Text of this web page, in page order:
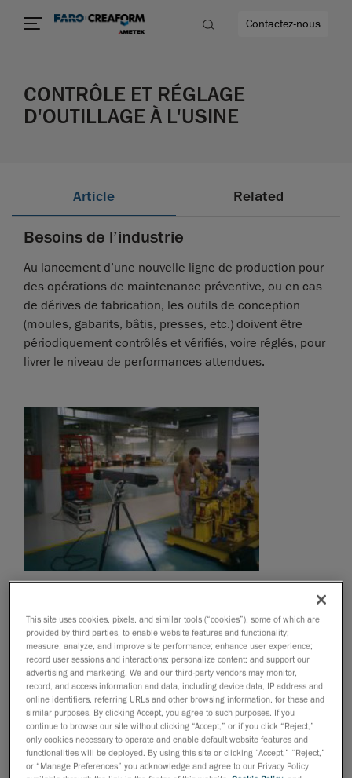
Contactez-nous
CONTRÔLE ET RÉGLAGE
D'OUTILLAGE À L'USINE
Article Related
Besoins de l’industrie
Au lancement d’une nouvelle ligne de production pour
des opérations de maintenance préventive, ou en cas
de dérives de fabrication, les outils de conception
(moules, gabarits, bâtis, presses, etc.) doivent être
périodiquement contrôlés et vérifiés, voire réglés, pour
livrer le niveau de performances attendues.
This site uses cookies, pixels, and similar tools (“cookies”), some of which are
provided by third parties, to enable website features and functionality;
measure, analyze, and improve site performance; enhance user experience;
record user sessions and interactions; personalize content; and support our
advertising and marketing. We and our third-party vendors may monitor,
record, and access information and data, including device data, IP address and
online identifiers, referring URLs and other browsing information, for these and
similar purposes. By clicking Accept, you agree to such purposes. If you
continue to browse our site without clicking “Accept,” or if you click “Reject,”
only cookies necessary to operate and enable default website features and
functionalities will be deployed. By using this site or clicking “Accept,” “Reject,”
or “Manage Preferences” you acknowledge and agree to our Privacy Policy